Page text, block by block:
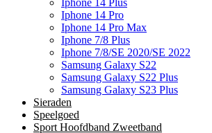
Iphone 14 Pro
Iphone 14 Pro Max
Iphone 7/8 Plus
Iphone 7/8/SE 2020/SE 2022
Samsung Galaxy S22
Samsung Galaxy S22 Plus
Samsung Galaxy S23 Plus
Sieraden
Speelgoed
Sport Hoofdband Zweetband